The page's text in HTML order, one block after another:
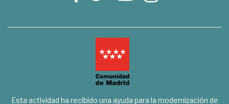
Esta actividad ha recibido una ayuda para la modernización de